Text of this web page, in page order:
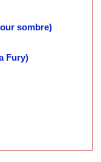
sombre)
Fury)